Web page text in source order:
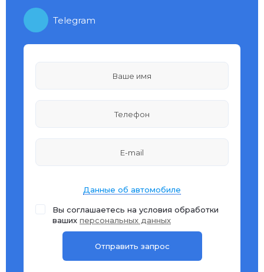
Telegram
Данные об автомобиле
Вы соглашаетесь на условия обработки
ваших персональных данных